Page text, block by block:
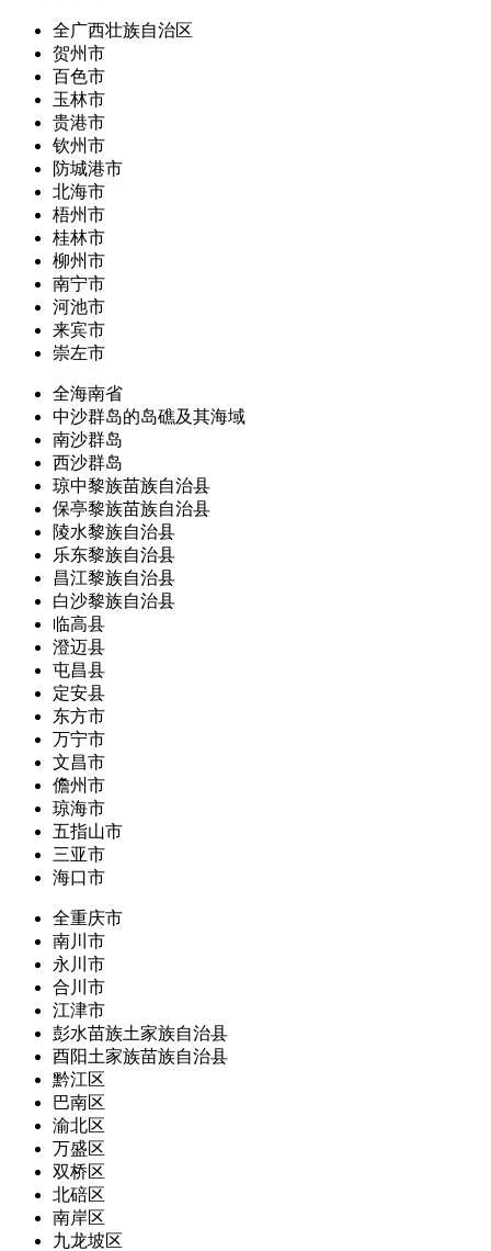
全广西壮族自治区
贺州市
百色市
玉林市
贵港市
钦州市
防城港市
北海市
梧州市
桂林市
柳州市
南宁市
河池市
来宾市
崇左市
全海南省
中沙群岛的岛礁及其海域
南沙群岛
西沙群岛
琼中黎族苗族自治县
保亭黎族苗族自治县
陵水黎族自治县
乐东黎族自治县
昌江黎族自治县
白沙黎族自治县
临高县
澄迈县
屯昌县
定安县
东方市
万宁市
文昌市
儋州市
琼海市
五指山市
三亚市
海口市
全重庆市
南川市
永川市
合川市
江津市
彭水苗族土家族自治县
酉阳土家族苗族自治县
黔江区
巴南区
渝北区
万盛区
双桥区
北碚区
南岸区
九龙坡区